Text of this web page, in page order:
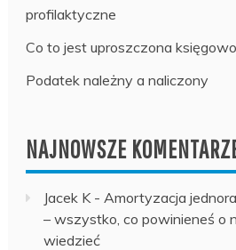
profilaktyczne
Co to jest uproszczona
Podatek należny a naliczony
NAJNOWSZE
Jacek K- Amortyzacja
– wszystko, co powinieneś o
wiedzieć